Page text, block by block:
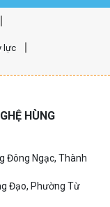
lực
HÙNG
Đông Ngạc, Thành
Đạo, Phường Từ